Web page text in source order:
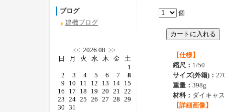
ブログ
建機ブログ
<<2026.08 >>
日
2
9
16
23
30
月
3
10
17
24
31
火
4
11
18
25
水
5
12
19
26
木
6
13
20
27
金
7
14
21
28
土
1
8
15
22
29
個
【仕様】
縮尺： 1/50
サイズ(外箱)：
重量： 398g
材料： ダイキャ
【詳細画像】